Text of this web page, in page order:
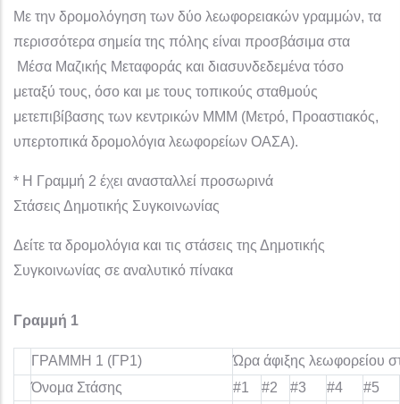
Με την δρομολόγηση των δύο λεωφορειακών γραμμών, τα
περισσότερα σημεία της πόλης είναι προσβάσιμα στα
Μέσα Μαζικής Μεταφοράς και διασυνδεδεμένα τόσο
μεταξύ τους, όσο και με τους τοπικούς σταθμούς
μετεπιβίβασης των κεντρικών ΜΜΜ (Μετρό, Προαστιακός,
υπερτοπικά δρομολόγια λεωφορείων ΟΑΣΑ).
* Η Γραμμή 2 έχει ανασταλλεί προσωρινά
Στάσεις Δημοτικής Συγκοινωνίας
Δείτε τα δρομολόγια και τις στάσεις της Δημοτικής
Συγκοινωνίας σε αναλυτικό πίνακα
Γραμμή 1
ΓΡΑΜΜΗ 1 (ΓΡ1)
Ώρα άφιξης λεωφορείου
Όνομα Στάσης
#1 #2 #3 #4
#5